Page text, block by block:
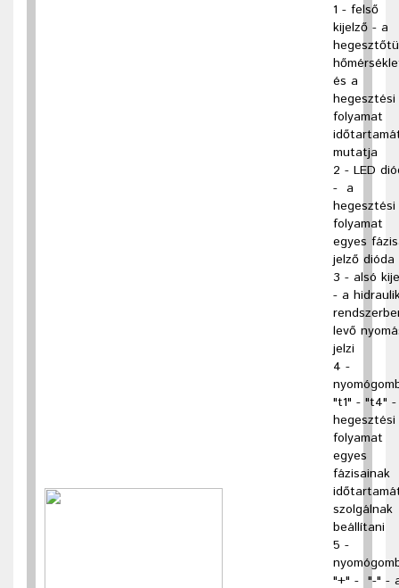
1 - felső
kijelző - a
és a
hegesztési
folyamat
mutatja
2 - LED
- a
hegesztési
folyamat
egyes
jelző dióda
3 - alsó
- a
levő
jelzi
4 -
"t1" - "t4"
hegesztési
folyamat
egyes
fázisainak
szolgálnak
beállítani
5 -
"+" - "-" -